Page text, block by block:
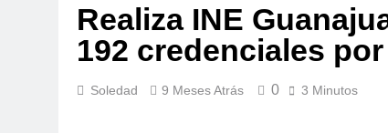
Realiza INE
192 credenciales
Soledad 9 Meses Atrás 0 3 Minutos